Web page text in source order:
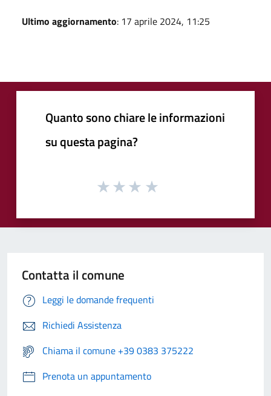
Ultimo aggiornamento: 17 aprile 2024, 11:25
Quanto sono chiare le informazioni
su questa pagina?
Contatta il comune
Leggi le domande frequenti
Richiedi Assistenza
Chiama il comune +39 0383 375222
Prenota un appuntamento